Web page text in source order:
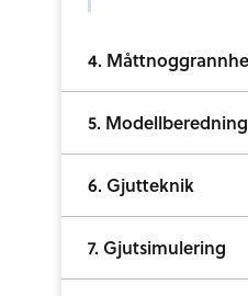
5. Modellberedning
6. Gjutteknik
7. Gjutsimulering